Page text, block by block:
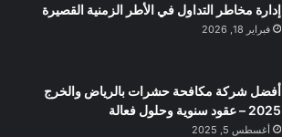
إدارة مخاطر التداول في الأطر الزمنية القصيرة
فبراير 18, 2026
أفضل شركة مكافحة حشرات بالرياض والخرج
2025 – عقود سنوية وحلول فعالة
أغسطس 5, 2025